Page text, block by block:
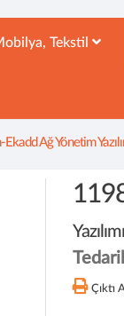
Tekstil
Ağ Yönetim
Yazılımı
Çıktı